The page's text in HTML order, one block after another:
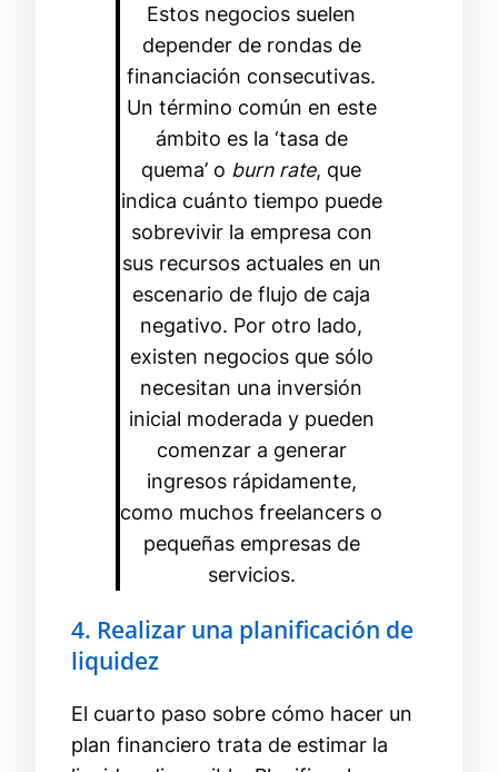
Estos negocios suelen
depender de rondas de
financiación consecutivas.
Un término común en este
ámbito es la ‘tasa de
quema’ o burn rate, que
indica cuánto tiempo puede
sobrevivir la empresa con
sus recursos actuales en un
escenario de flujo de caja
negativo. Por otro lado,
existen negocios que sólo
necesitan una inversión
inicial moderada y pueden
comenzar a generar
ingresos rápidamente,
como muchos freelancers o
pequeñas empresas de
servicios.
4. Realizar una planificación de
liquidez
El cuarto paso sobre cómo hacer un
plan financiero trata de estimar la